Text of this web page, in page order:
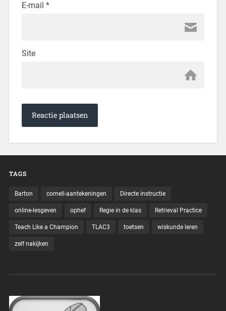
E-mail *
Site
TAGS
Barton cornell-aantekeningen Directe instructie
online-lesgeven ophef Regie in de klas Retrieval Practice
Teach Like a Champion TLAC3 toetsen wiskunde leren
zelf nakijken